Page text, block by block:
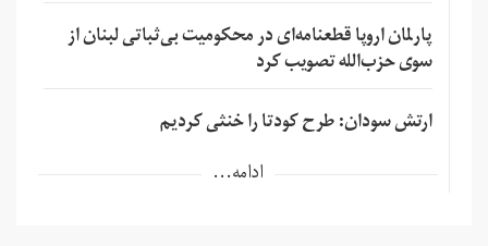
پارلمان اروپا قطعنامه‌ای در محکومیت بی‌ثباتی لبنان از
سوی حزب‌الله تصویب کرد
ارتش سودان: طرح کودتا را خنثی کردیم
ادامه...